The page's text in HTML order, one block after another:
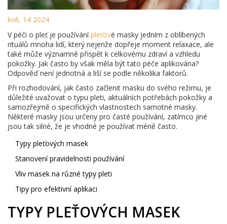
kvě, 14 2024
V péči o pleť je používánípleťové masky jedním z oblíbených
rituálů mnoha lidí, který nejenže dopřeje moment relaxace, ale
také může významně přispět k celkovému zdraví a vzhledu
pokožky. Jak často by však měla být tato péče aplikována?
Odpověď není jednotná a liší se podle několika faktorů.
Při rozhodování, jak často začlenit masku do svého režimu, je
důležité uvažovat o typu pleti, aktuálních potřebách pokožky a
samozřejmě o specifických vlastnostech samotné masky.
Některé masky jsou určeny pro časté používání, zatímco jiné
jsou tak silné, že je vhodné je používat méně často.
Typy pleťových masek
Stanovení pravidelnosti používání
Vliv masek na různé typy pleti
Tipy pro efektivní aplikaci
TYPY PLEŤOVÝCH MASEK